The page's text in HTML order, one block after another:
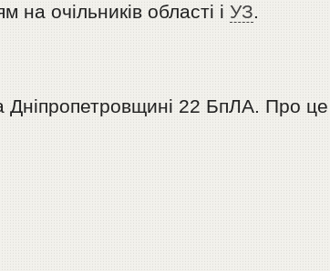
на очільників області іУЗ.
Дніпропетровщині 22 БпЛА. Про це